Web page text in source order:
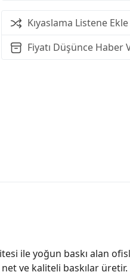
Kıyaslama Listene Ekle
Fiyatı Düşünce Haber
ile yoğun baskı alan
ve kaliteli baskılar üretir.